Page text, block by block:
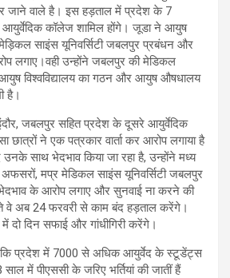
जाने वाले है। इस हड़ताल में प्रदेश के 7
आयुर्वेदिक कॉलेज शामिल होंगे। जूडा ने आयुष
साइंस यूनिवर्सिटी जबलपुर प्रबंधन और
लगाए।वही उन्होंने जबलपुर की मेडिकल
विश्वविद्यालय का गठन और आयुष औषधालय
है।
जबलपुर सहित प्रदेश के दूसरे आयुर्वेदिक
छात्रों ने एक पत्रकार वार्ता कर आरोप लगाया है
साथ भेदभाव किया जा रहा है, उन्होंने मध्य
मप्र मेडिकल साइंस यूनिवर्सिटी जबलपुर
के आरोप लगाए और सुनवाई ना करने की
वे अब 24 फरवरी से काम बंद हड़ताल करेंगे।
दिन सफाई और गांधीगिरी करेंगे।
कि प्रदेश में 7000 से अधिक आयुर्वेद के स्टूडेंट्स
में पीएससी के जरिए भर्तियां की जातीं हैं